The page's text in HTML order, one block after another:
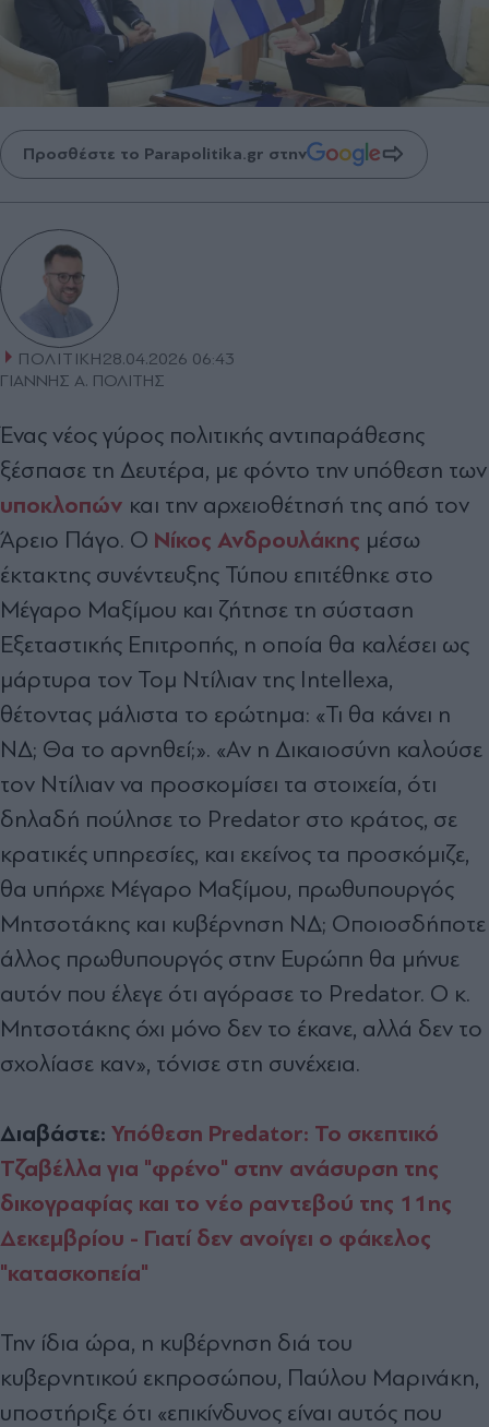
Προσθέστε το Parapolitika.gr στην
ΠΟΛΙΤΙΚΗ28.04.2026 06:43
ΓΙΑΝΝΗΣ Α. ΠΟΛΙΤΗΣ
Ένας νέος γύρος πολιτικής αντιπαράθεσης
ξέσπασε τη Δευτέρα, με φόντο την υπόθεση των
υποκλοπών και την αρχειοθέτησή της από τον
Άρειο Πάγο. Ο Νίκος Ανδρουλάκης μέσω
έκτακτης συνέντευξης Τύπου επιτέθηκε στο
Μέγαρο Μαξίμου και ζήτησε τη σύσταση
Εξεταστικής Επιτροπής, η οποία θα καλέσει ως
μάρτυρα τον Τομ Ντίλιαν της Intellexa,
θέτοντας μάλιστα το ερώτημα: «Τι θα κάνει η
ΝΔ; Θα το αρνηθεί;». «Αν η Δικαιοσύνη καλούσε
τον Ντίλιαν να προσκομίσει τα στοιχεία, ότι
δηλαδή πούλησε το Predator στο κράτος, σε
κρατικές υπηρεσίες, και εκείνος τα προσκόμιζε,
θα υπήρχε Μέγαρο Μαξίμου, πρωθυπουργός
Μητσοτάκης και κυβέρνηση ΝΔ; Οποιοσδήποτε
άλλος πρωθυπουργός στην Ευρώπη θα μήνυε
αυτόν που έλεγε ότι αγόρασε το Predator. Ο κ.
Μητσοτάκης όχι μόνο δεν το έκανε, αλλά δεν το
σχολίασε καν», τόνισε στη συνέχεια.
Διαβάστε: Υπόθεση Predator: Το σκεπτικό
Τζαβέλλα για "φρένο" στην ανάσυρση της
δικογραφίας και το νέο ραντεβού της 11ης
Δεκεμβρίου - Γιατί δεν ανοίγει ο φάκελος
"κατασκοπεία"
Την ίδια ώρα, η κυβέρνηση διά του
κυβερνητικού εκπροσώπου, Παύλου Μαρινάκη,
υποστήριξε ότι «επικίνδυνος είναι αυτός που